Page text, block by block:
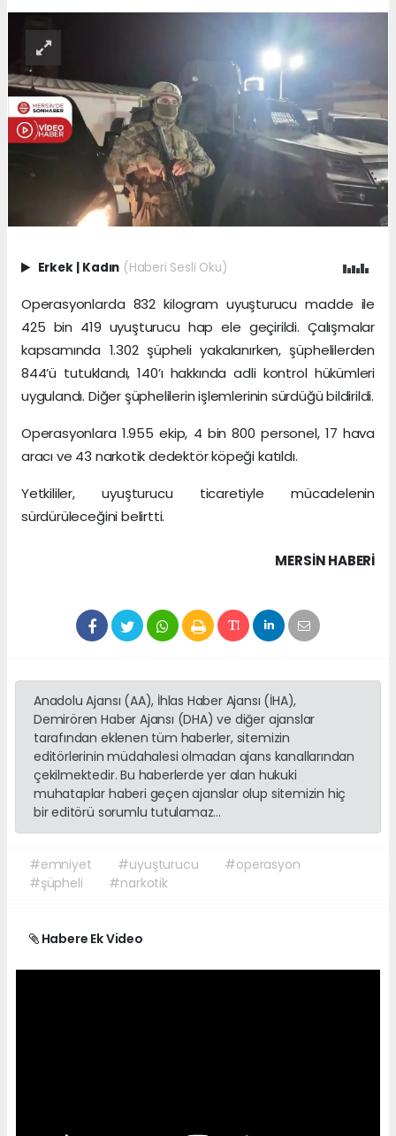
Erkek | Kadın (Haberi Sesli Oku)
Operasyonlarda 832 kilogram uyuşturucu madde ile
425 bin 419 uyuşturucu hap ele geçirildi. Çalışmalar
kapsamında 1.302 şüpheli yakalanırken, şüphelilerden
844’ü tutuklandı, 140’ı hakkında adli kontrol hükümleri
uygulandı. Diğer şüphelilerin işlemlerinin sürdüğü bildirildi.
Operasyonlara 1.955 ekip, 4 bin 800 personel, 17 hava
aracı ve 43 narkotik dedektör köpeği katıldı.
Yetkililer, uyuşturucu ticaretiyle mücadelenin
sürdürüleceğini belirtti.
MERSIN HABERİ
Anadolu Ajansı (AA), İhlas Haber Ajansı (İHA),
Demirören Haber Ajansı (DHA) ve diğer ajanslar
tarafından eklenen tüm haberler, sitemizin
editörlerinin müdahalesi olmadan ajans kanallarından
çekilmektedir. Bu haberlerde yer alan hukuki
muhataplar haberi geçen ajanslar olup sitemizin hiç
bir editörü sorumlu tutulamaz...
#emniyet #uyuşturucu
#operasyon
#şüpheli
#narkotik
Habere Ek Video